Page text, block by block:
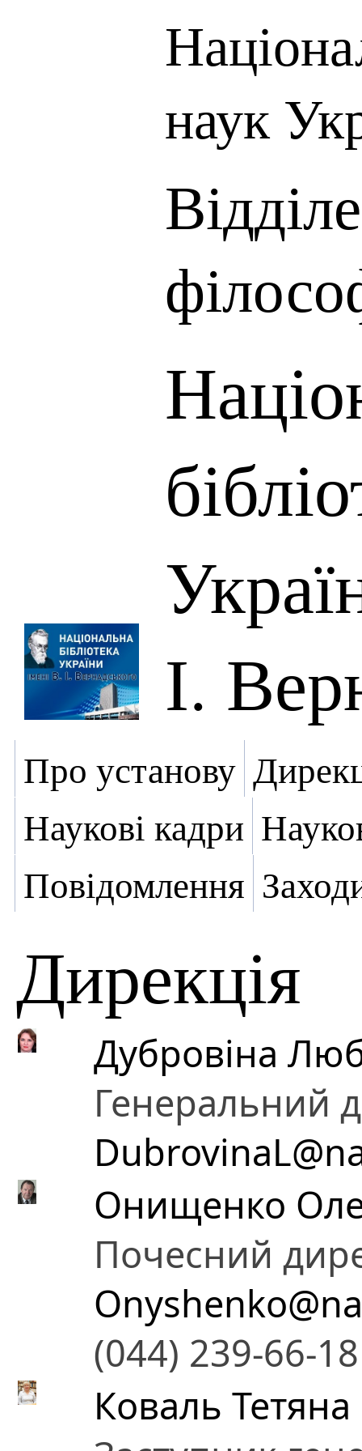
наук
І.
Про установу
Наукові кадри
Повідомлення
Дирекція
Дубровіна
Генеральний
Онищенко
Почесний
(044) 239-66-18
Коваль